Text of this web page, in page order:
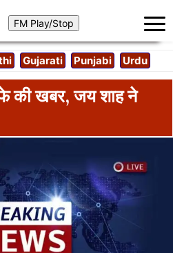
Gujarati Punjabi Urdu
की खबर, जय शाह ने